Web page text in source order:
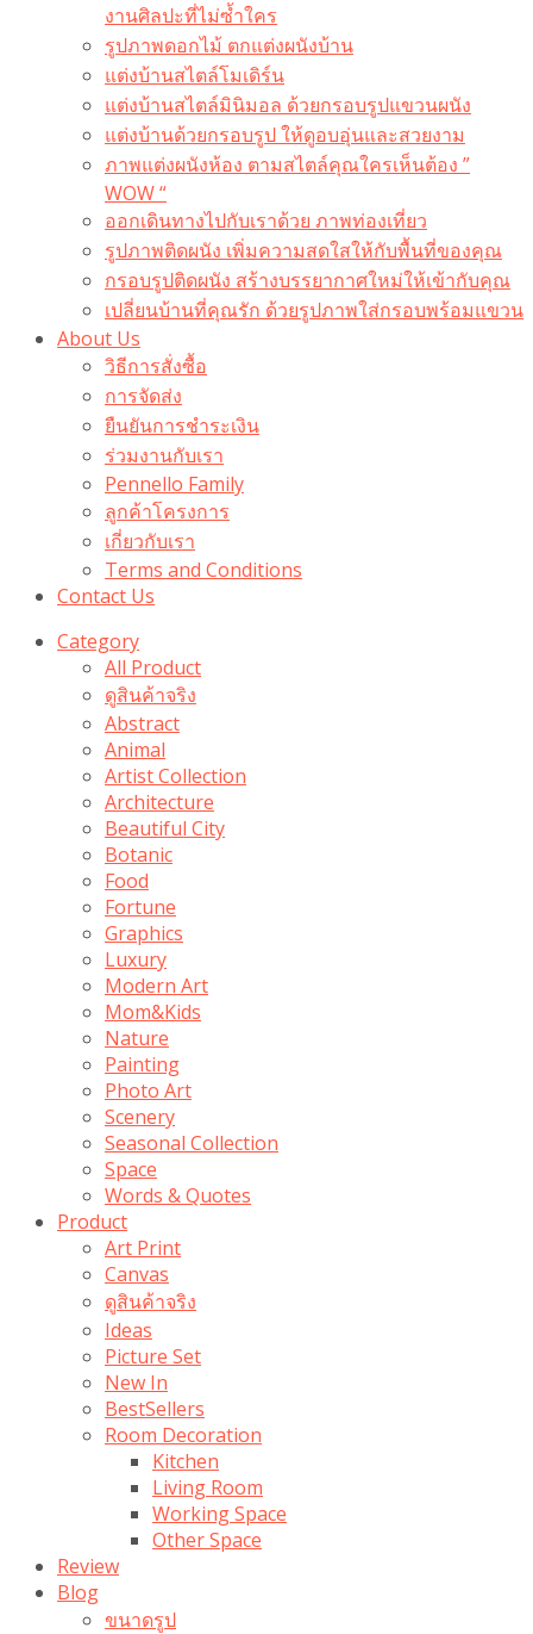
งานศิลปะที่ไม่ซ้ำใคร
รูปภาพดอกไม้ ตกแต่งผนังบ้าน
แต่งบ้านสไตล์โมเดิร์น
แต่งบ้านสไตล์มินิมอล ด้วยกรอบรูปแขวนผนัง
แต่งบ้านด้วยกรอบรูป ให้ดูอบอุ่นและสวยงาม
ภาพแต่งผนังห้อง ตามสไตล์คุณใครเห็นต้อง ”
WOW “
ออกเดินทางไปกับเราด้วย ภาพท่องเที่ยว
รูปภาพติดผนัง เพิ่มความสดใสให้กับพื้นที่ของคุณ
กรอบรูปติดผนัง สร้างบรรยากาศใหม่ให้เข้ากับคุณ
เปลี่ยนบ้านที่คุณรัก ด้วยรูปภาพใส่กรอบพร้อมแขวน​
About Us
วิธีการสั่งซื้อ
การจัดส่ง
ยืนยันการชำระเงิน
ร่วมงานกับเรา
Pennello Family
ลูกค้าโครงการ
เกี่ยวกับเรา
Terms and Conditions
Contact Us
Category
All Product
ดูสินค้าจริง
Abstract
Animal
Artist Collection
Architecture
Beautiful City
Botanic
Food
Fortune
Graphics
Luxury
Modern Art
Mom&Kids
Nature
Painting
Photo Art
Scenery
Seasonal Collection
Space
Words & Quotes
Product
Art Print
Canvas
ดูสินค้าจริง
Ideas
Picture Set
New In
BestSellers
Room Decoration
Kitchen
Living Room
Working Space
Other Space
Review
Blog
ขนาดรูป